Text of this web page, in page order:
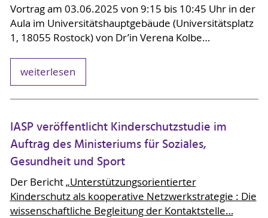
Vortrag am 03.06.2025 von 9:15 bis 10:45 Uhr in der
Aula im Universitätshauptgebäude (Universitätsplatz
1, 18055 Rostock) von Dr’in Verena Kolbe…
weiterlesen
IASP veröffentlicht Kinderschutzstudie im
Auftrag des Ministeriums für Soziales,
Gesundheit und Sport
Der Bericht„Unterstützungsorientierter
Kinderschutz als kooperative Netzwerkstrategie : Die
wissenschaftliche Begleitung der Kontaktstelle…